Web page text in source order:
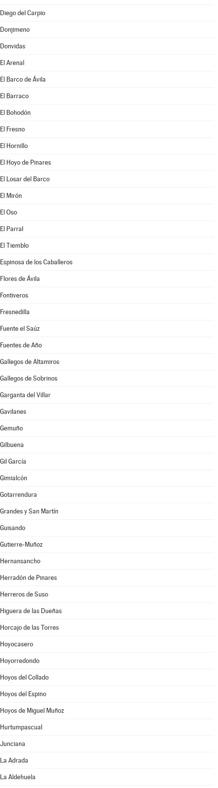
Diego del Carpio
Donjimeno
Donvidas
El Arenal
El Barco de Ávila
El Barraco
El Bohodón
El Fresno
El Hornillo
El Hoyo de Pinares
El Losar del Barco
El Mirón
El Oso
El Parral
El Tiemblo
Espinosa de los Caballeros
Flores de Ávila
Fontiveros
Fresnedilla
Fuente el Saúz
Fuentes de Año
Gallegos de Altamiros
Gallegos de Sobrinos
Garganta del Villar
Gavilanes
Gemuño
Gilbuena
Gil García
Gimialcón
Gotarrendura
Grandes y San Martín
Guisando
Gutierre-Muñoz
Hernansancho
Herradón de Pinares
Herreros de Suso
Higuera de las Dueñas
Horcajo de las Torres
Hoyocasero
Hoyorredondo
Hoyos del Collado
Hoyos del Espino
Hoyos de Miguel Muñoz
Hurtumpascual
Junciana
La Adrada
La Aldehuela